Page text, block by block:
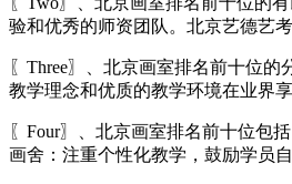
验和优秀的师资团队。北京艺德艺
〖Three〗、北京画室排名前十位
教学理念和优质的教学环境在业界
〖Four〗、北京画室排名前十位包
画舍：注重个性化教学，鼓励学员